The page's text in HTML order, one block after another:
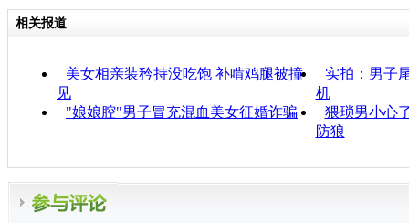
相关报道
美女相亲装矜持没吃饱 补啃鸡腿被撞
见
实拍：男子
机
"娘娘腔"男子冒充混血美女征婚诈骗
猥琐男小心
防狼